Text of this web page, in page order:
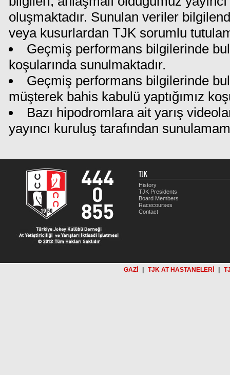
oluşmaktadır. Sunulan veriler
veya kusurlardan TJK sorumlu
Geçmiş performans bilgilerinde
koşularında sunulmaktadır.
Geçmiş performans bilgilerinde
müşterek bahis kabulü yaptığımız
Bazı hipodromlara ait yarış
yayıncı kuruluş tarafından
TJK
History
TJK Presidents
Board Members
Racecourses
Contact
GAZİ TJK AT HASTANELERİ